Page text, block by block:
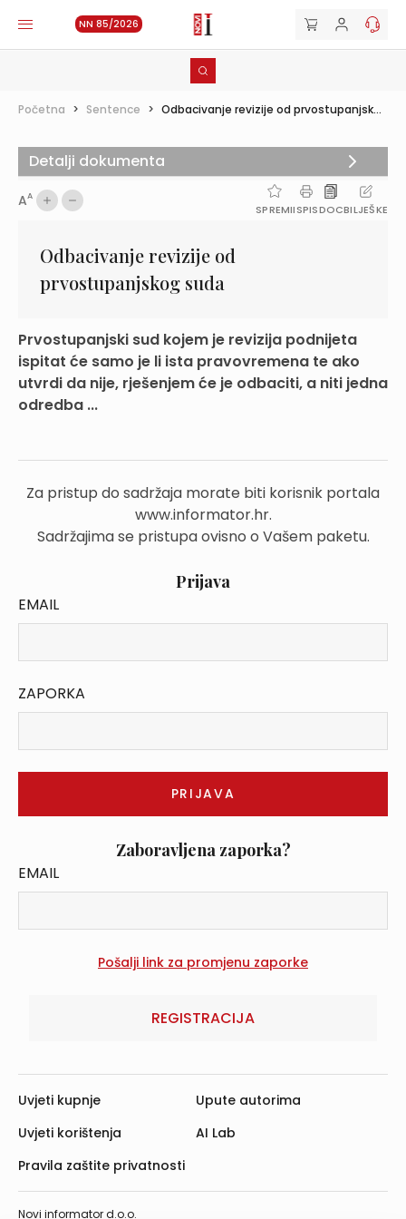
NN 85/2026
Početna > Sentence > Odbacivanje revizije od prvostupanjsk...
AA
SPREMIISPISDOCBILJEŠKE
Odbacivanje revizije od
prvostupanjskog suda
Prvostupanjski sud kojem je revizija podnijeta
ispitat će samo je li ista pravovremena te ako
utvrdi da nije, rješenjem će je odbaciti, a niti jedna
odredba ...
Za pristup do sadržaja morate biti korisnik portala
www.informator.hr.
Sadržajima se pristupa ovisno o Vašem paketu.
Prijava
EMAIL
ZAPORKA
Zaboravljena zaporka?
EMAIL
REGISTRACIJA
Detalji dokumenta
Novi informator d.o.o.
Uvjeti kupnje
Uvjeti korištenja
Pravila zaštite privatnosti
Upute autorima
AI Lab